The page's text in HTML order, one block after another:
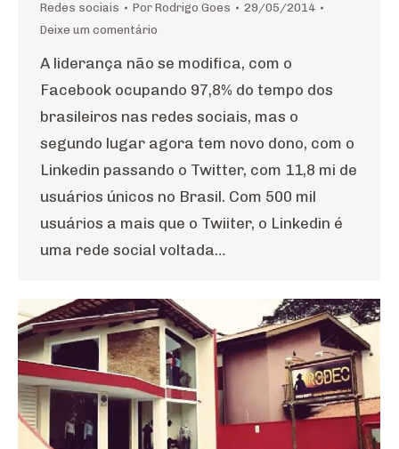
Redes sociais Por Rodrigo Goes
29/05/2014
Deixe um comentário
A liderança não se modifica, com o
Facebook ocupando 97,8% do tempo dos
brasileiros nas redes sociais, mas o
segundo lugar agora tem novo dono, com o
Linkedin passando o Twitter, com 11,8 mi de
usuários únicos no Brasil. Com 500 mil
usuários a mais que o Twiiter, o Linkedin é
uma rede social voltada…